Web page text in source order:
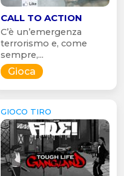
CALL TO ACTION
C’è un’emergenza
terrorismo e, come
sempre,...
Gioca
GIOCO TIRO